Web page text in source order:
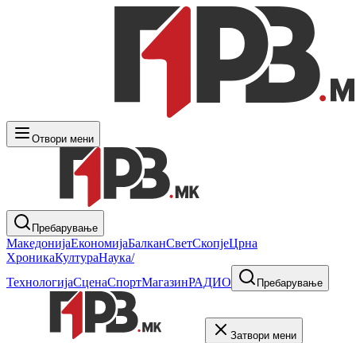
Отвори мени
Пребарување
МакедонијаЕкономијаБалканСветСкопјеЦрна
ХроникаКултураНаука/
ТехнологијаСценаСпортМагазинРАДИО Пребарување
Затвори мени